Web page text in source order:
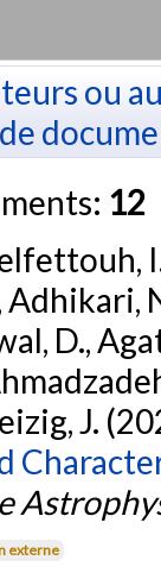
ou
12
Adhikari,
D.,
J.
externe